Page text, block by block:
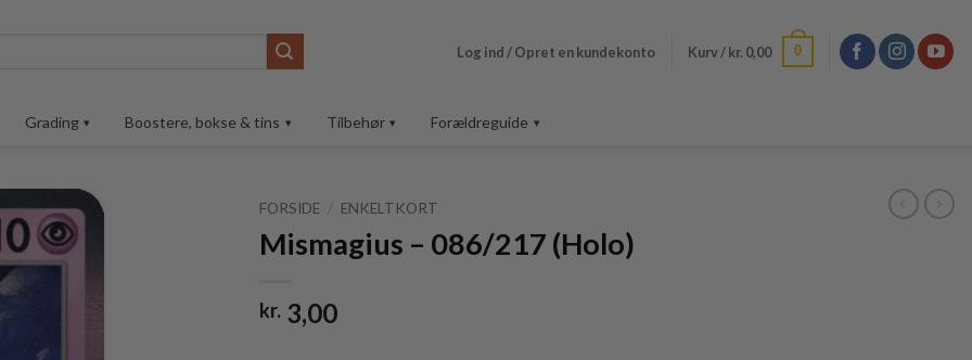
Log ind / Opret en kundekonto Kurv /kr. 0,00 0
Grading Boostere, bokse & tins Tilbehør Forældreguide
Tilføj til
FORSIDE / ENKELTKORT
Mismagius – 086/217 (Holo)
kr. 3,00